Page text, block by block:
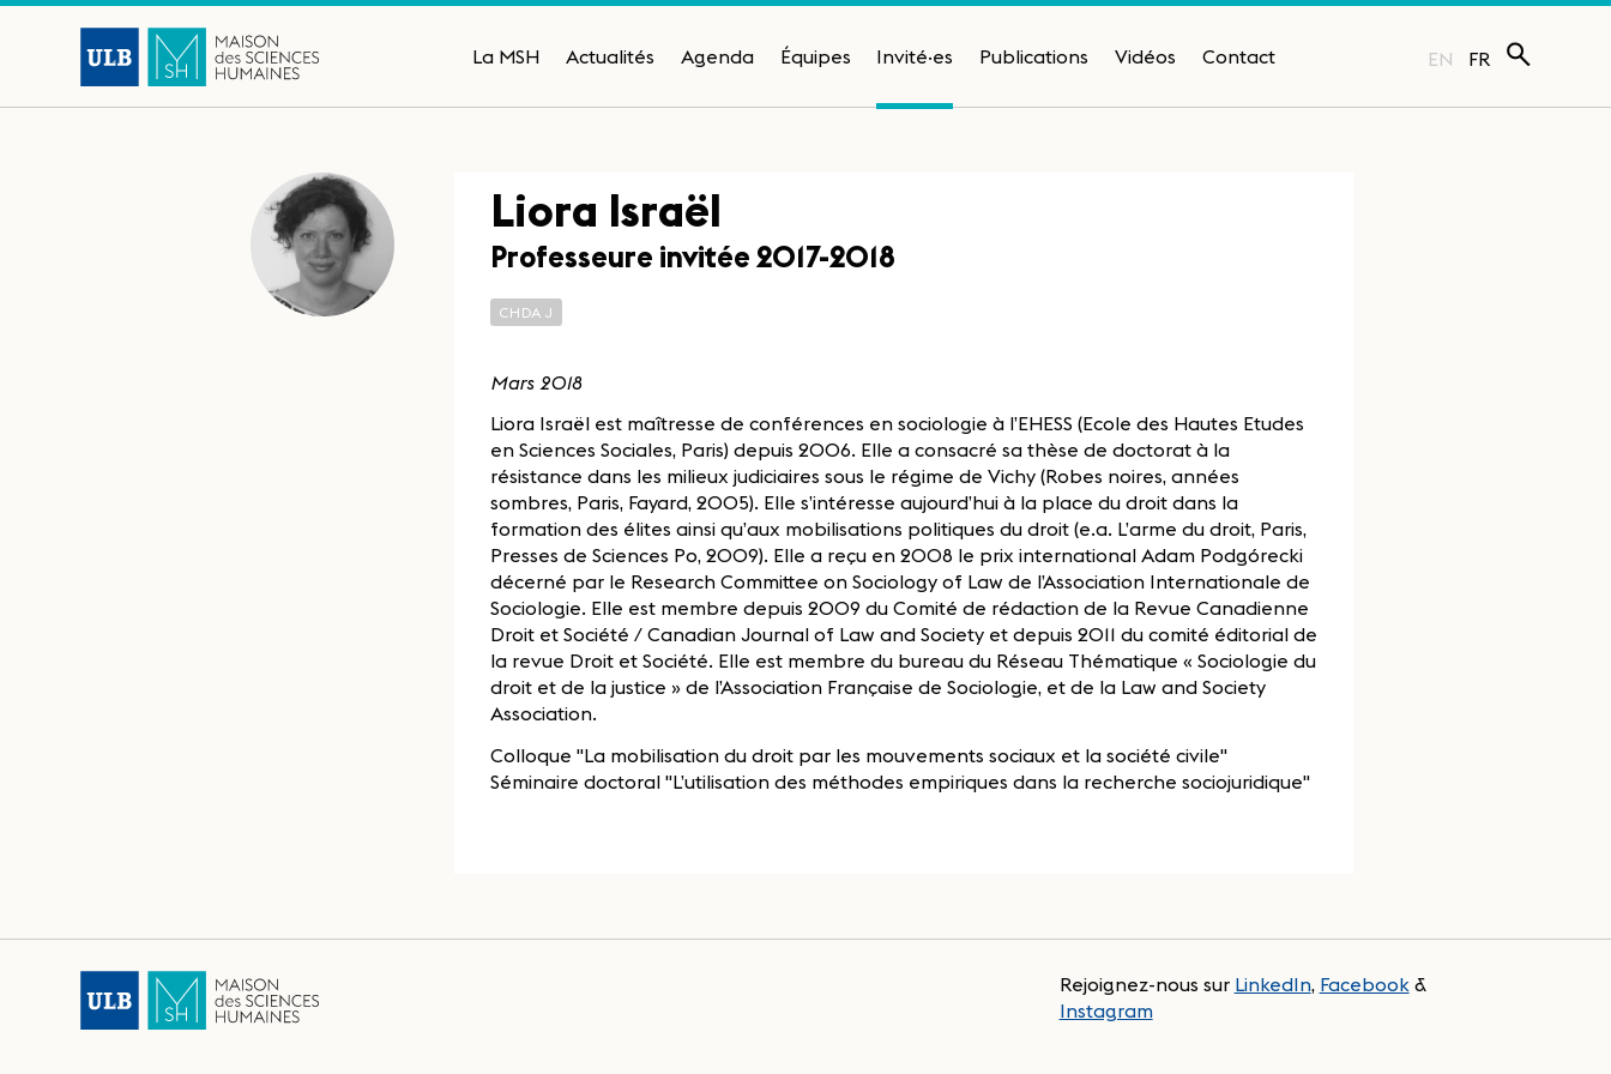
La MSH Actualités Agenda Équipes Invité·es Publications Vidéos Contact EN FR
Liora Israël
Professeure invitée 2017-2018
CHDAJ
Mars 2018
Liora Israël est maîtresse de conférences en sociologie à l’EHESS (Ecole des Hautes Etudes
en Sciences Sociales, Paris) depuis 2006. Elle a consacré sa thèse de doctorat à la
résistance dans les milieux judiciaires sous le régime de Vichy (Robes noires, années
sombres, Paris, Fayard, 2005). Elle s’intéresse aujourd’hui à la place du droit dans la
formation des élites ainsi qu’aux mobilisations politiques du droit (e.a. L’arme du droit, Paris,
Presses de Sciences Po, 2009). Elle a reçu en 2008 le prix international Adam Podgórecki
décerné par le Research Committee on Sociology of Law de l’Association Internationale de
Sociologie. Elle est membre depuis 2009 du Comité de rédaction de la Revue Canadienne
Droit et Société / Canadian Journal of Law and Society et depuis 2011 du comité éditorial de
la revue Droit et Société. Elle est membre du bureau du Réseau Thématique « Sociologie du
droit et de la justice » de l’Association Française de Sociologie, et de la Law and Society
Association.
Colloque "La mobilisation du droit par les mouvements sociaux et la société civile"
Séminaire doctoral "L’utilisation des méthodes empiriques dans la recherche sociojuridique"
Rejoignez-nous sur LinkedIn, Facebook&
Instagram